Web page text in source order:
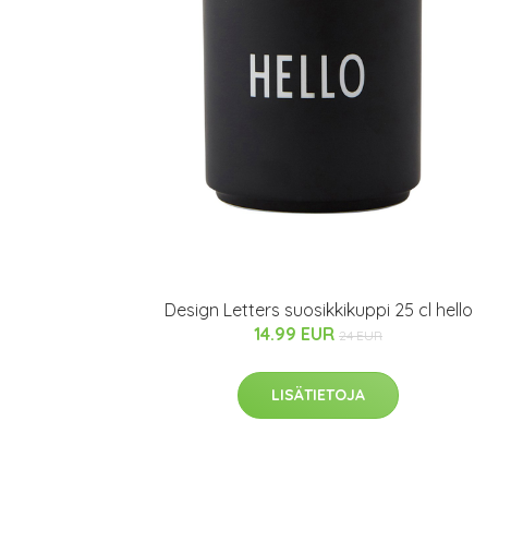
Design Letters suosikkikuppi 25 cl hello
14.99 EUR 24 EUR
LISÄTIETOJA